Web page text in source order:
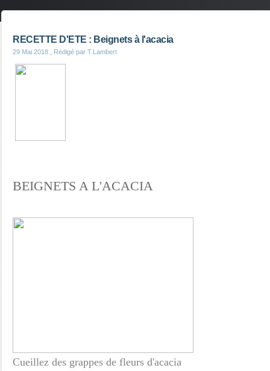
RECETTE D'ETE : Beignets à l'acacia
29 Mai 2018 , Rédigé par T.Lambert
BEIGNETS A L'ACACIA
Cueillez des grappes de fleurs d'acacia